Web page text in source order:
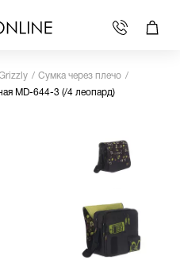
Сумка через плечо
MD-644-3 (/4 леопард)